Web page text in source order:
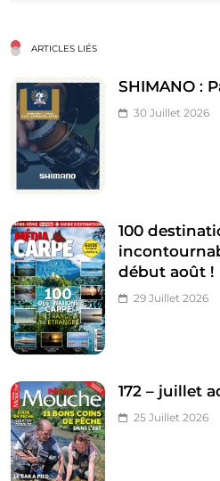
ARTICLES LIÉS
SHIMANO :
30 Juillet 2026
100
début août !
29 Juillet 2026
172 – juillet
25 Juillet 2026